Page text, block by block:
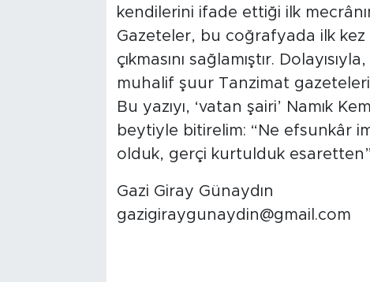
kendilerini ifade ettiği ilk
Gazeteler, bu coğrafyada ilk
çıkmasını sağlamıştır.
muhalif şuur Tanzimat
Bu yazıyı, ‘vatan şairi’ Namık
beytiyle bitirelim: “Ne efsunkâr
olduk, gerçi kurtulduk
Gazi Giray Günaydın
gazigiraygunaydin@gmail.com